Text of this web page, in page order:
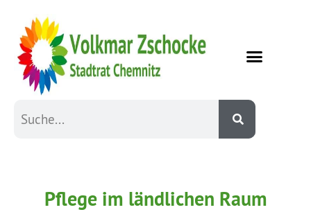
Pflege im ländlichen Raum